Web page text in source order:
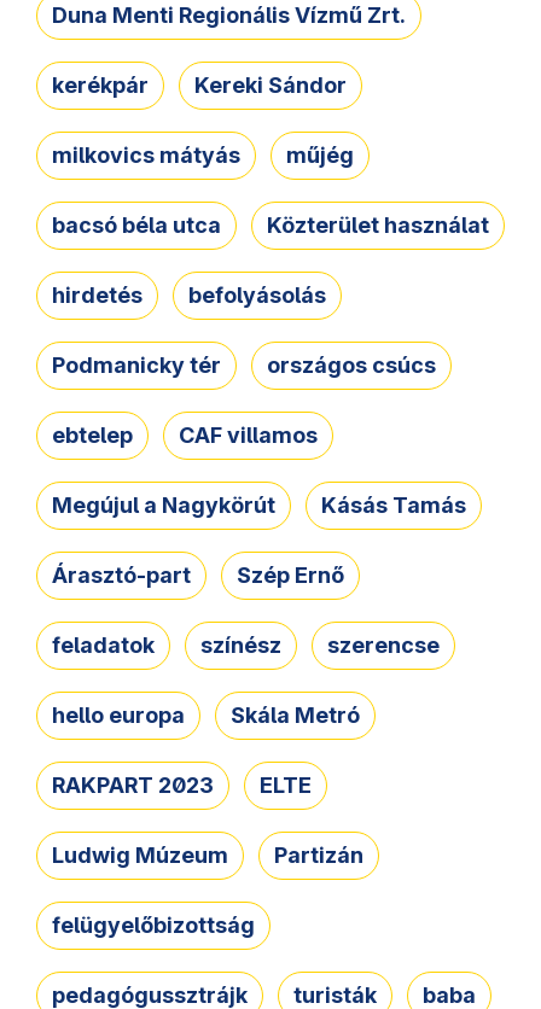
Duna Menti Regionális Vízmű Zrt.
kerékpár Kereki Sándor
milkovics mátyás műjég
bacsó béla utca Közterület használat
hirdetés befolyásolás
Podmanicky tér országos csúcs
ebtelep CAF villamos
Megújul a Nagykörút Kásás Tamás
Árasztó-part Szép Ernő
feladatok színész szerencse
hello europa Skála Metró
RAKPART 2023 ELTE
Ludwig Múzeum Partizán
felügyelőbizottság
pedagógussztrájk turisták baba